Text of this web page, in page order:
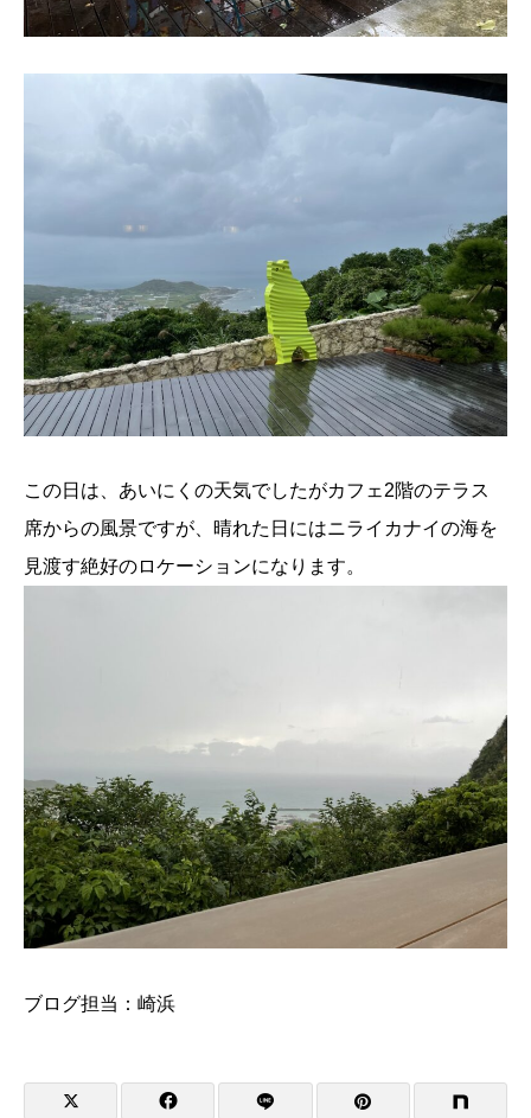
この日は、あいにくの天気でしたがカフェ2階のテラス
席からの風景ですが、晴れた日にはニライカナイの海を
見渡す絶好のロケーションになります。
ブログ担当：崎浜